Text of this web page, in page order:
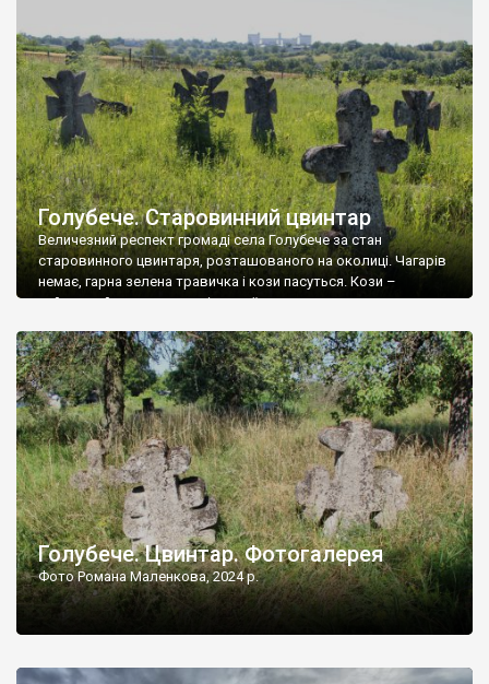
Голубече. Старовинний цвинтар
Величезний респект громаді села Голубече за стан
старовинного цвинтаря, розташованого на околиці. Чагарів
немає, гарна зелена травичка і кози пасуться. Кози –
найкращий регулятор шкідливої, для старих кладовищ,
бруньками, кози ті бруньки обгризають, бо то улюблений
делікатес. На цвинтарі у Голубечому ціла колекція
різноманітних форм хрестів. Село відносно невелике, […]
Голубече. Цвинтар. Фотогалерея
Фото Романа Маленкова, 2024 р.